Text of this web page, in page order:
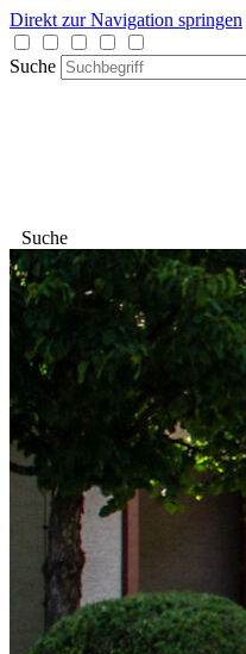
Direkt zur Navigation springen
Suche
Suche